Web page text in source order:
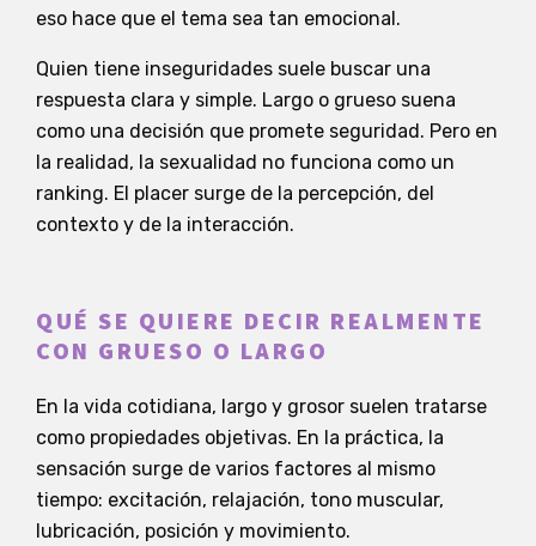
eso hace que el tema sea tan emocional.
Quien tiene inseguridades suele buscar una
respuesta clara y simple. Largo o grueso suena
como una decisión que promete seguridad. Pero en
la realidad, la sexualidad no funciona como un
ranking. El placer surge de la percepción, del
contexto y de la interacción.
QUÉ SE QUIERE DECIR REALMENTE
CON GRUESO O LARGO
En la vida cotidiana, largo y grosor suelen tratarse
como propiedades objetivas. En la práctica, la
sensación surge de varios factores al mismo
tiempo: excitación, relajación, tono muscular,
lubricación, posición y movimiento.